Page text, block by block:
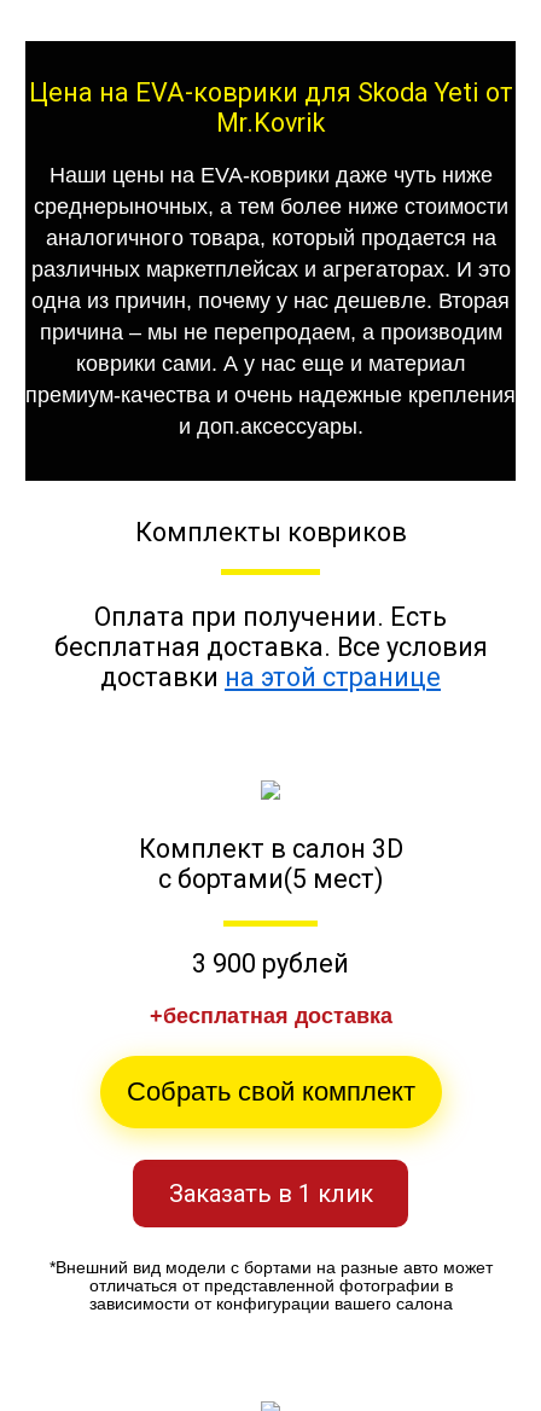
Цена на EVA-коврики для Skoda Yeti от
Mr.Kovrik
Наши цены на EVA-коврики даже чуть ниже
среднерыночных, а тем более ниже стоимости
аналогичного товара, который продается на
различных маркетплейсах и агрегаторах. И это
одна из причин, почему у нас дешевле. Вторая
причина – мы не перепродаем, а производим
коврики сами. А у нас еще и материал
премиум-качества и очень надежные крепления
и доп.аксессуары.
Комплекты ковриков
Оплата при получении. Есть
бесплатная доставка. Все условия
доставки на этой странице
Комплект в салон 3D
с бортами(5 мест)
3 900 рублей
+бесплатная доставка
Собрать свой комплект
Заказать в 1 клик
*Внешний вид модели с бортами на разные авто может
отличаться от представленной фотографии в
зависимости от конфигурации вашего салона